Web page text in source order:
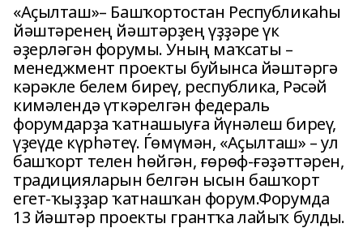
«Аҫылташ»– Башҡортостан Республикаһы
йәштәренең йәштәрҙең үҙҙәре үк
әҙерләгән форумы. Уның маҡсаты –
менеджмент проекты буйынса йәштәргә
кәрәкле белем биреү, республика, Рәсәй
кимәлендә үткәрелгән федераль
форумдарҙа ҡатнашыуға йүнәлеш биреү,
үҙеүде күрһәтеү. Ѓөмүмән, «Аҫылташ» – ул
башҡорт телен һөйгән, ғөрөф-ғәҙәттәрен,
традицияларын белгән ысын башҡорт
егет-ҡыҙҙар ҡатнашҡан форум.Форумда
13 йәштәр проекты грантҡа лайыҡ булды.